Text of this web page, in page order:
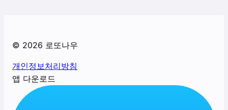
© 2026 로또나우
개인정보처리방침
앱 다운로드